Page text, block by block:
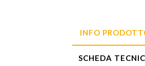
INFO
SCHEDA